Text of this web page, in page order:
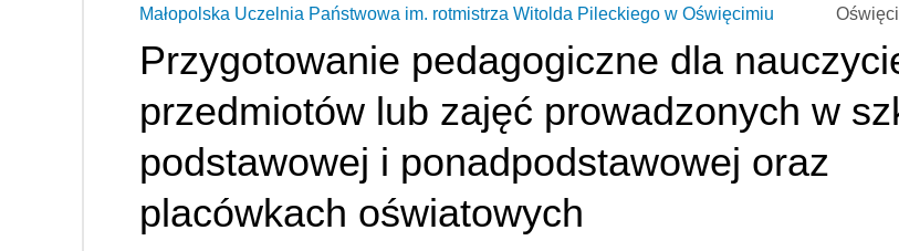
Małopolska Uczelnia Państwowa im. rotmistrza Witolda Pileckiego w Oświęcimiu
Przygotowanie pedagogiczne dla
przedmiotów lub zajęć prowadzonych w
podstawowej i ponadpodstawowej oraz
placówkach oświatowych